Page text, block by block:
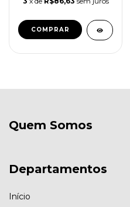
COMPRAR
Quem Somos
Departamentos
Início